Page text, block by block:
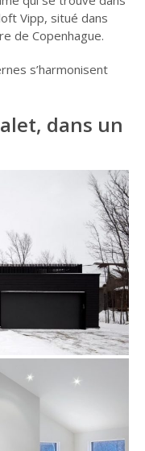
Vipp, situé dans
de Copenhague.
s’harmonisent
dans un